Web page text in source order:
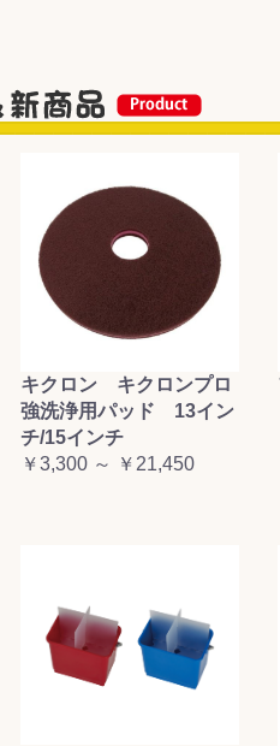
キクロン キクロンプロ
強洗浄用パッド 13イン
チ/15インチ
￥3,300 ～ ￥21,450